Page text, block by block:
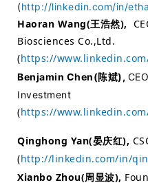
药
资
讯
视
频
区
(http://linkedin.com/in/
Haoran Wang(王浩然),
Biosciences Co.,Ltd.
(https://
Benjamin Chen(陈斌),
Investment
(https://
Qinghong Yan(晏庆红),
(http://linkedin.com/in/
Xianbo Zhou(周显波),